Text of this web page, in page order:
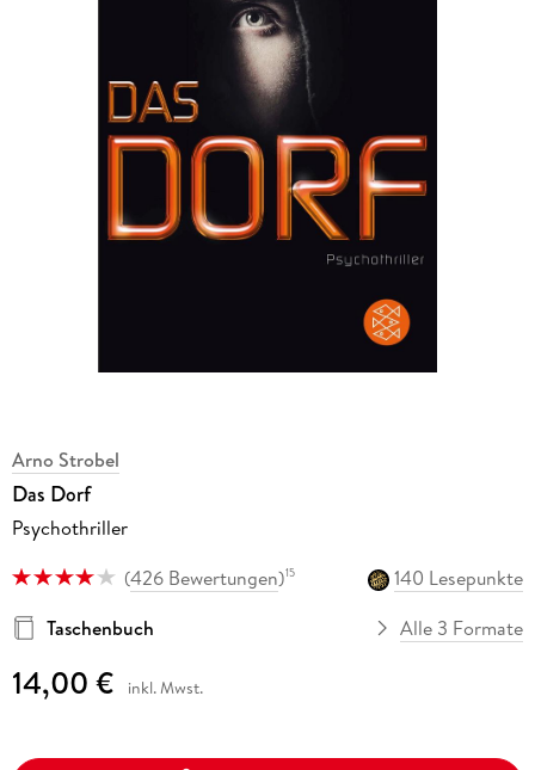
Arno Strobel
Das Dorf
Psychothriller
(426 Bewertungen)15
140 Lesepunkte
Taschenbuch
Alle 3 Formate
14,00 € inkl. Mwst.